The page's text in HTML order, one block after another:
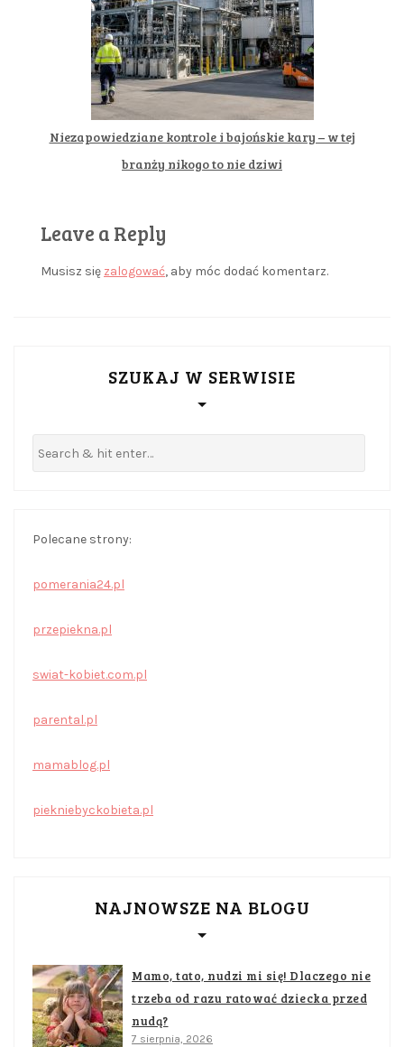
Niezapowiedziane kontrole i bajońskie kary – w tej
branży nikogo to nie dziwi
Leave a Reply
Musisz się zalogować, aby móc dodać komentarz.
SZUKAJ W SERWISIE
Polecane strony:
pomerania24.pl
przepiekna.pl
swiat-kobiet.com.pl
parental.pl
mamablog.pl
piekniebyckobieta.pl
NAJNOWSZE NA BLOGU
Mamo, tato, nudzi mi się! Dlaczego nie
trzeba od razu ratować dziecka przed
nudą?
7 sierpnia, 2026